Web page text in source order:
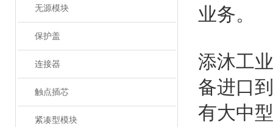
无源模块
保护盖
连接器
触点插芯
紧凑型模块
业务。
添沐工
备进口
有大中